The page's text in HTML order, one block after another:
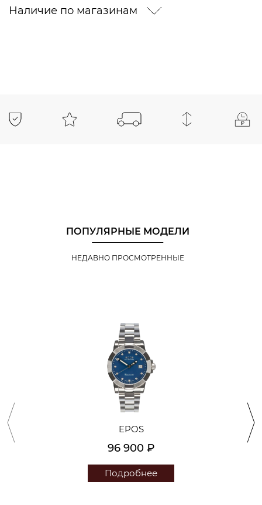
Наличие по магазинам
ПОПУЛЯРНЫЕ МОДЕЛИ
НЕДАВНО ПРОСМОТРЕННЫЕ
EPOS
96 900 ₽
Подробнее